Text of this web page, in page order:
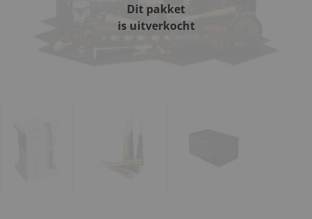
Dit pakket
is uitverkocht